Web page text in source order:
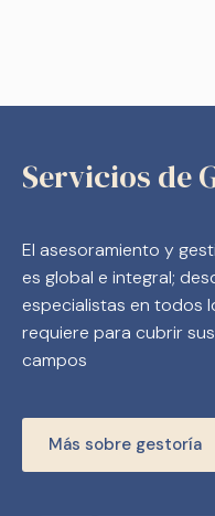
Servicios de
El asesoramiento y
es global e integral;
especialistas en todos
requiere para cubrir
campos
Más sobre gestoría